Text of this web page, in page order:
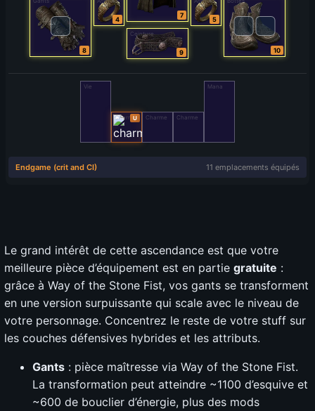
Le grand intérêt de cette ascendance est que votre
meilleure pièce d’équipement est en partie gratuite :
grâce à Way of the Stone Fist, vos gants se transforment
en une version surpuissante qui scale avec le niveau de
votre personnage. Concentrez le reste de votre stuff sur
les couches défensives hybrides et les attributs.
Gants : pièce maîtresse via Way of the Stone Fist.
La transformation peut atteindre ~1100 d’esquive et
~600 de bouclier d’énergie, plus des mods